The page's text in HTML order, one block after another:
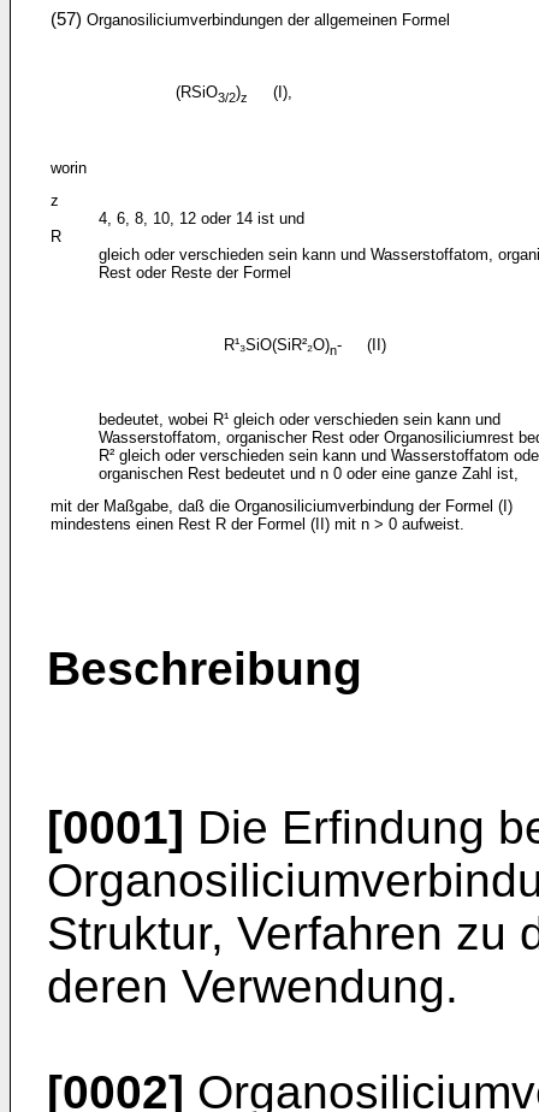
(57) Organosiliciumverbindungen der allgemeinen Formel
(RSiO3/2)z (I),
worin
z
4, 6, 8, 10, 12 oder 14 ist und
R
gleich oder verschieden sein kann und Wasserstoffatom,
Rest oder Reste der Formel
R¹₃SiO(SiR²₂O)n- (II)
bedeutet, wobei R¹ gleich oder verschieden sein kann und
Wasserstoffatom, organischer Rest oder Organosiliciumrest
R² gleich oder verschieden sein kann und Wasserstoffatom
organischen Rest bedeutet und n 0 oder eine ganze Zahl ist,
mit der Maßgabe, daß die Organosiliciumverbindung der Formel (I)
mindestens einen Rest R der Formel (II) mit n > 0 aufweist.
Beschreibung
[0001] Die Erfindung
Struktur, Verfahren zu
deren Verwendung.
[0002]